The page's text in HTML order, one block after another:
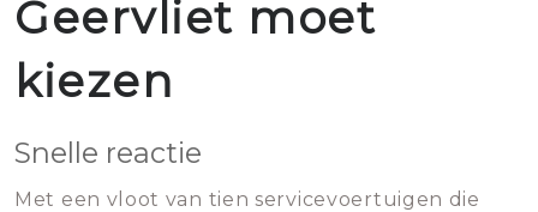
Geervliet moet
kiezen
Snelle reactie
Met een vloot van tien servicevoertuigen die